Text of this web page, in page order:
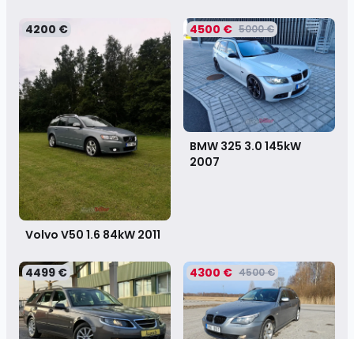
4200 €
Volvo V50 1.6 84kW 2011
4500 € 5000 €
BMW 325 3.0 145kW
2007
4499 € 4300 € 4500 €